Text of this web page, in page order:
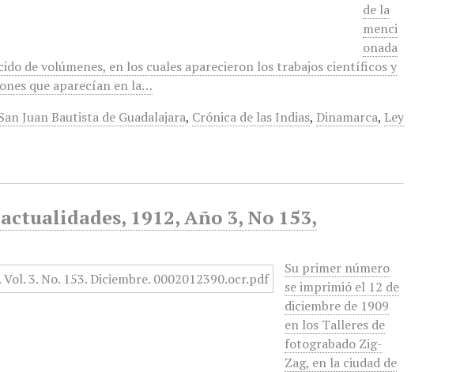
de la
menci
onada
de volúmenes, en los cuales aparecieron los trabajos científicos y
que aparecían en la…
Juan Bautista de Guadalajara, Crónica de las Indias, Dinamarca, Ley
1912, Año 3, No 153,
Su primer número
se imprimió el 12 de
diciembre de 1909
en los Talleres de
fotograbado Zig-
Zag, en la ciudad de